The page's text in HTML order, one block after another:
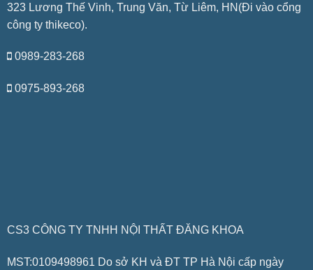
323 Lương Thế Vinh, Trung Văn, Từ Liêm, HN(Đi vào cổng
công ty thikeco).
0989-283-268
0975-893-268
CS3 CÔNG TY TNHH NỘI THẤT ĐĂNG KHOA
MST:0109498961 Do sở KH và ĐT TP Hà Nội cấp ngày